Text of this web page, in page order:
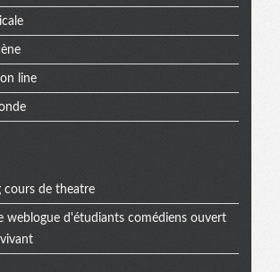
line
cours de theatre
weblogue d'étudiants comédiens ouvert